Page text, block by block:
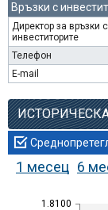
Връзки с
Директор за връзки с
инвеститорите
Телефон
E-mail
1 месец 6
1.8100